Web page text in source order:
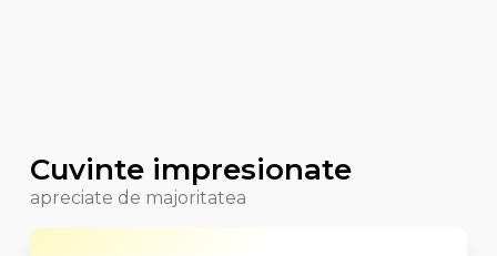
Cuvinte impresionate
apreciate de majoritatea